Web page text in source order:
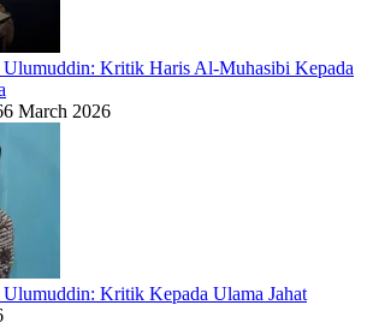
Kritik Haris Al-Muhasibi Kepada
6 March 2026
Kritik Kepada Ulama Jahat